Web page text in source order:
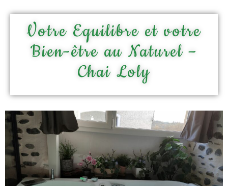
Votre Equilibre et votre
Bien-être au Naturel –
Chai Loly